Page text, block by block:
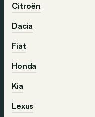
Citroën
Dacia
Fiat
Honda
Kia
Lexus